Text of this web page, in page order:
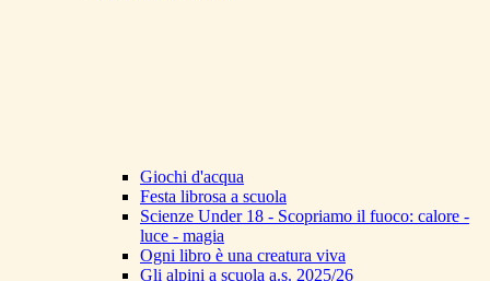
Giochi d'acqua
Festa librosa a scuola
Scienze Under 18 - Scopriamo il fuoco: calore -
luce - magia
Ogni libro è una creatura viva
Gli alpini a scuola a.s. 2025/26